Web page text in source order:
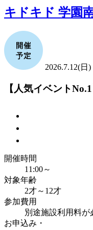
キドキド 学園
2026.7.12(日)
【人気イベント
開催時間
11:00～
対象年齢
2才～12才
参加費用
別途施設利用料が
お申込み・